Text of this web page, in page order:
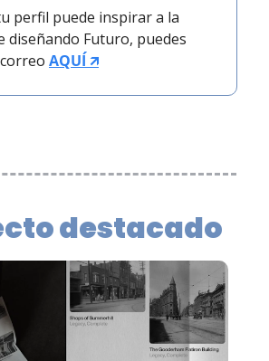
perfil puede inspirar a la
diseñando Futuro, puedes
AQUÍ 🡭
destacado